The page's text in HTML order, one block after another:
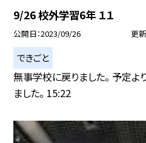
9/26 校外学習6年 １１
公開日 2023/09/26 更
できごと
無事学校に戻りました。 予定よ
ました。 15:22